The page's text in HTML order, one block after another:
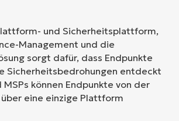
und Sicherheitsplattform,
Management und die
sorgt dafür, dass Endpunkte
Sicherheitsbedrohungen entdeckt
können Endpunkte von der
eine einzige Plattform